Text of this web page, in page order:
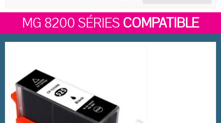
MG 8200 SÉRIES COMPATIBLE